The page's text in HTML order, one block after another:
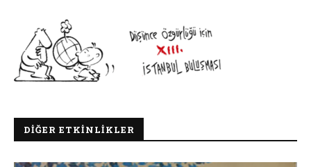
DIĞER ETKINLIKLER